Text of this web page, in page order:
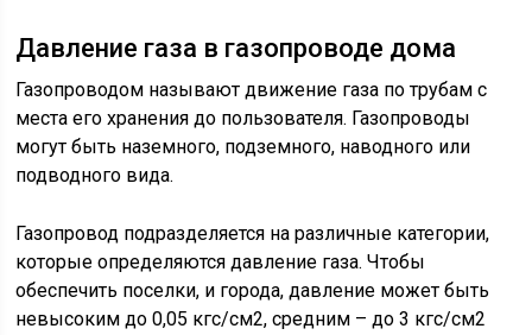
Давление газа в газопроводе дома
Газопроводом называют движение газа по трубам с
места его хранения до пользователя. Газопроводы
могут быть наземного, подземного, наводного или
подводного вида.
Газопровод подразделяется на различные категории,
которые определяются давление газа. Чтобы
обеспечить поселки, и города, давление может быть
невысоким до 0,05 кгс/см2, средним – до 3 кгс/см2